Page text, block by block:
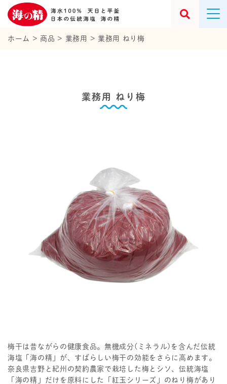
ホーム > 商品 > 業務用 > 業務用 ねり梅
業務用 ねり梅
梅干は昔ながらの健康食品。無機成分(ミネラル)を含んだ伝統
海塩「海の精」が、すばらしい梅干の効能をさらに高めます。
奈良県吉野と紀州の契約農家で栽培した梅とシソ、伝統海塩
「海の精」だけを原料にした「紅玉シリーズ」のねり梅があり